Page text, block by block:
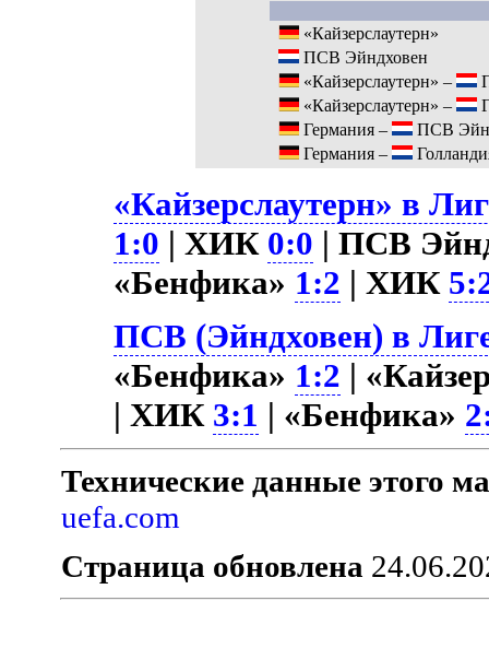
«Кайзерслаутерн»
ПСВ Эйндховен
«Кайзерслаутерн» –
«Кайзерслаутерн» –
Германия –
ПСВ
Германия –
«Кайзерслаутерн» в
1:0 | ХИК 0:0 | ПСВ
«Бенфика» 1:2 | ХИК
ПСВ (Эйндховен) в
«Бенфика» 1:2 |
| ХИК 3:1 | «Бенфика»
Технические данные этого
uefa.com
Страница обновлена